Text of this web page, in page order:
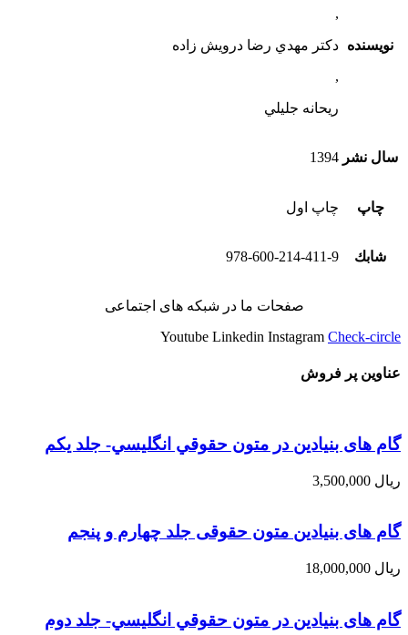
نویسنده
,
دكتر مهدي رضا درويش زاده
,
ريحانه جليلي
سال نشر 1394
چاپ چاپ اول
شابك 978-600-214-411-9
صفحات ما در شبکه های اجتماعی
Youtube Linkedin Instagram Check-circle
عناوین پر فروش
گام های بنیادین در متون حقوقي انگليسي- جلد يكم
ریال
گام های بنیادین متون حقوقی جلد چهارم و پنجم
ریال
گام های بنیادین در متون حقوقي انگليسي- جلد دوم